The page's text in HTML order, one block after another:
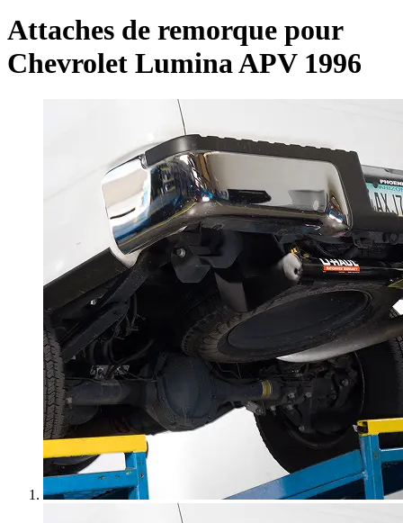
Attaches de remorque pour
Chevrolet Lumina APV 1996